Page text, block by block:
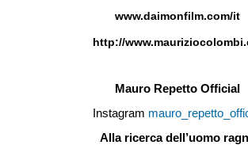
www.daimonfilm.com/it
http://
Mauro Repetto Official
Instagram
Alla ricerca dell’uomo